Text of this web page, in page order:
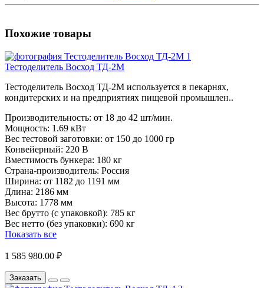
Похожие товары
Тестоделитель Восход ТД-2М
Тестоделитель Восход ТД-2М используется в пекарнях,
кондитерских и на предприятиях пищевой промышлен..
Производительность: от 18 до 42 шт/мин.
Мощность: 1.69 кВт
Вес тестовой заготовки: от 150 до 1000 гр
Конвейерный: 220 В
Вместимость бункера: 180 кг
Страна-производитель: Россия
Ширина: от 1182 до 1191 мм
Длина: 2186 мм
Высота: 1778 мм
Вес брутто (с упаковкой): 785 кг
Вес нетто (без упаковки): 690 кг
Показать все
1 585 980.00 ₽
Заказать